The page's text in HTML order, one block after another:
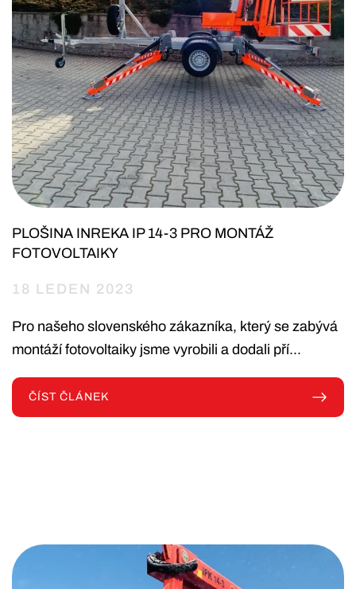
PLOŠINA INREKA IP 14-3 PRO MONTÁŽ
FOTOVOLTAIKY
18 LEDEN 2023
Pro našeho slovenského zákazníka, který se zabývá
montáží fotovoltaiky jsme vyrobili a dodali pří...
ČÍST ČLÁNEK